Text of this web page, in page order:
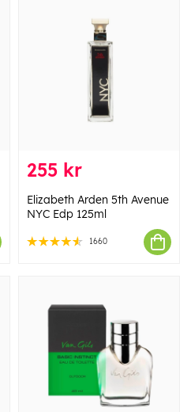
255 kr
Elizabeth Arden 5th Avenue
NYC Edp 125ml
1660